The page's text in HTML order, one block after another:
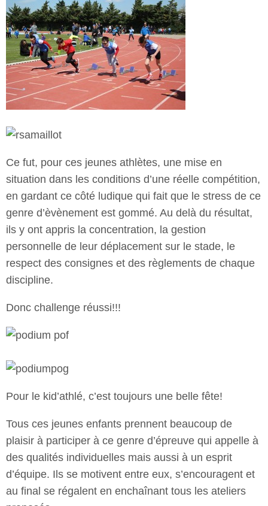
Ce fut, pour ces jeunes athlètes, une mise en
situation dans les conditions d’une réelle compétition,
en gardant ce côté ludique qui fait que le stress de ce
genre d’èvènement est gommé. Au delà du résultat,
ils y ont appris la concentration, la gestion
personnelle de leur déplacement sur le stade, le
respect des consignes et des règlements de chaque
discipline.
Donc challenge réussi!!!
Pour le kid’athlé, c’est toujours une belle fête!
Tous ces jeunes enfants prennent beaucoup de
plaisir à participer à ce genre d’épreuve qui appelle à
des qualités individuelles mais aussi à un esprit
d’équipe. Ils se motivent entre eux, s’encouragent et
au final se régalent en enchaînant tous les ateliers